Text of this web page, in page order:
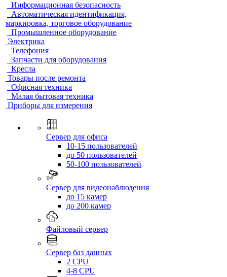
Информационная безопасность
Автоматическая идентификация,
маркировка, торговое оборудование
Промышленное оборудование
Электрика
Телефония
Запчасти для оборудования
Кресла
Товары после ремонта
Офисная техника
Малая бытовая техника
Приборы для измерения
Сервер для офиса
10-15 пользователей
до 50 пользователей
50-100 пользователей
Сервер для видеонаблюдения
до 15 камер
до 200 камер
Файловый сервер
Сервер баз данных
2 CPU
4-8 CPU